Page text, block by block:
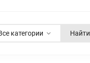
категории Найти